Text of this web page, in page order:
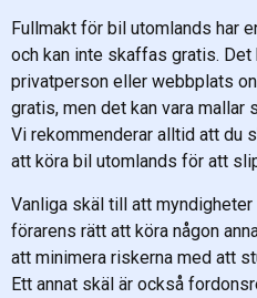
Fullmakt för bil utomlands har
och kan inte skaffas gratis. Det
privatperson eller webbplats
gratis, men det kan vara mallar
Vi rekommenderar alltid att du
att köra bil utomlands för att
Vanliga skäl till att
förarens rätt att köra någon
att minimera riskerna med att
Ett annat skäl är också